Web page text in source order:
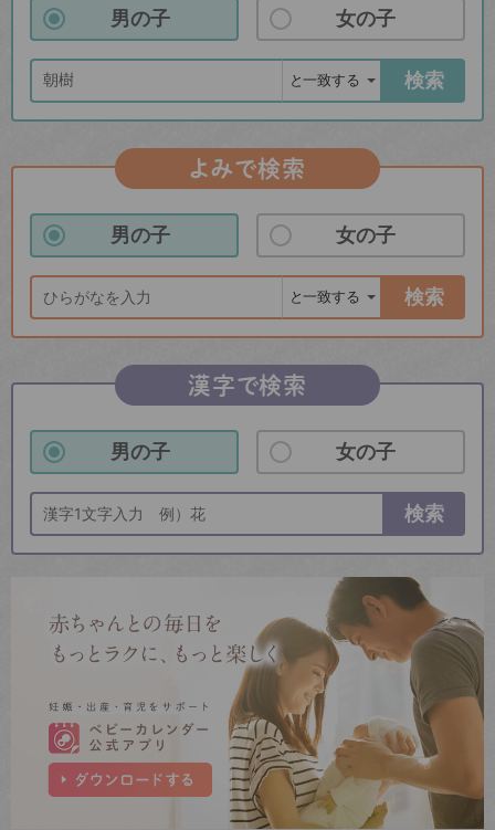
男の子 女の子
検索
よみで検索
男の子 女の子
検索
漢字で検索
男の子 女の子
検索